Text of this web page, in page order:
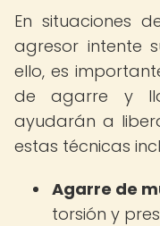
En situaciones
agresor intente
ello, es
de agarre y
ayudarán a
estas técnicas
Agarre de
torsión y